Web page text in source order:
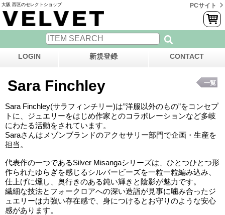
大阪 西区のセレクトショップ PCサイト
LOGIN 新規登録 CONTACT
Sara Finchley
Sara Finchley(サラフィンチリー)は”洋服以外のもの”をコンセプ
トに、ジュエリーをはじめ作家とのコラボレーションなど多岐
にわたる活動をされています。
Saraさんはメゾンブランドのアクセサリー部門で企画・生産を
担当。
代表作の一つであるSilver Misangaシリーズは、ひとつひとつ形
作られたゆらぎを感じるシルバービーズを一粒一粒編み込み、
仕上げに燻し、奥行きのある鈍い輝きと陰影が魅力です。
繊細な技法とフォークロアへの深い造詣が見事に噛み合ったジ
ュエリーは力強い存在感で、身につけるとお守りのような安心
感があります。
一覧